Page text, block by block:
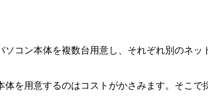
コン本体を複数台用意し、それぞれ別のネッ
を用意するのはコストがかさみます。そこ